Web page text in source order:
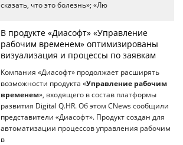
сказать, что это болезнь»; «Лю
В продукте «Диасофт» «Управление
рабочим временем» оптимизированы
визуализация и процессы по заявкам
Компания «Диасофт» продолжает расширять
возможности продукта «Управление рабочим
временем», входящего в состав платформы
развития Digital Q.HR. Об этом CNews сообщили
представители «Диасофт». Продукт создан для
автоматизации процессов управления рабочим
в